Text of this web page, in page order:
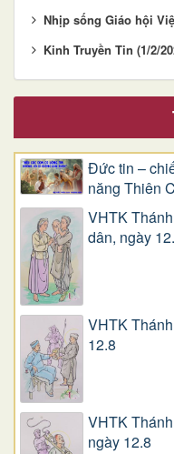
Nhịp sống Giáo hội
Kinh Truyền Tin (1/2/
Đức tin –
năng Thiên
VHTK
dân, ngày
VHTK
12.8
VHTK
ngày 12.8